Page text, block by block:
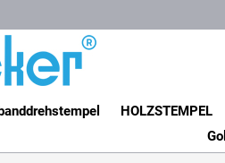
HOLZSTEMPEL